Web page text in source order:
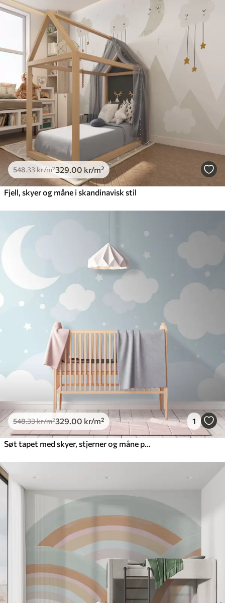
548.33kr/m²329 .00 kr/m²
Fjell, skyer og måne i skandinavisk stil
548.33kr/m²329 .00 kr/m² 1